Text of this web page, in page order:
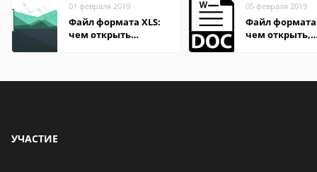
01 февраля 2019
Файл формата XLS:
чем открыть
05 февраля 2019
Файл формата
чем открыть,
УЧАСТИЕ